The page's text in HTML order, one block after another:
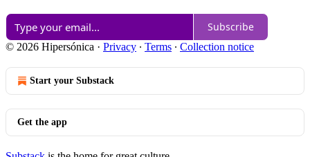
Subscribe
© 2026 Hipersónica · Privacy ∙ Terms ∙ Collection notice
Start your Substack
Get the app